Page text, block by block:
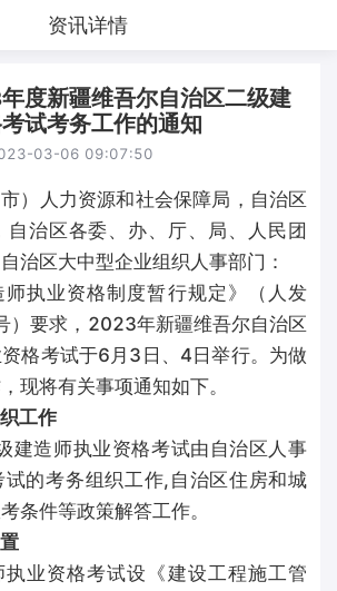
资讯详情
度新疆维吾尔自治区二级建
试考务工作的通知
03-06 09:07:50
）人力资源和社会保障局，自治区
自治区各委、办、厅、局、人民团
治区大中型企业组织人事部门：
师执业资格制度暂行规定》（人发
）要求，2023年新疆维吾尔自治区
格考试于6月3日、4日举行。为做
现将有关事项通知如下。
工作
建造师执业资格考试由自治区人事
的考务组织工作,自治区住房和城
条件等政策解答工作。
执业资格考试设《建设工程施工管